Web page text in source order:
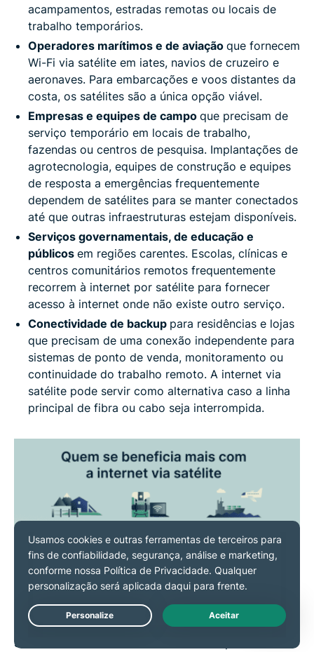
acampamentos, estradas remotas ou locais de
trabalho temporários.
Operadores marítimos e de aviação que fornecem
Wi-Fi via satélite em iates, navios de cruzeiro e
aeronaves. Para embarcações e voos distantes da
costa, os satélites são a única opção viável.
Empresas e equipes de campo que precisam de
serviço temporário em locais de trabalho,
fazendas ou centros de pesquisa. Implantações de
agrotecnologia, equipes de construção e equipes
de resposta a emergências frequentemente
dependem de satélites para se manter conectados
até que outras infraestruturas estejam disponíveis.
Serviços governamentais, de educação e
públicos em regiões carentes. Escolas, clínicas e
centros comunitários remotos frequentemente
recorrem à internet por satélite para fornecer
acesso à internet onde não existe outro serviço.
Conectividade de backup para residências e lojas
que precisam de uma conexão independente para
sistemas de ponto de venda, monitoramento ou
continuidade do trabalho remoto. A internet via
satélite pode servir como alternativa caso a linha
principal de fibra ou cabo seja interrompida.
Se você mora em uma área com fibra óptica ou cabo
Live Chat